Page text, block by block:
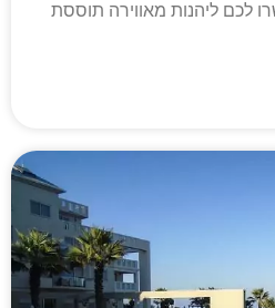
לכם ליהנות מאווירה תוססת